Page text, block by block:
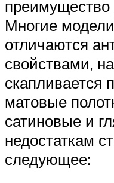
преимущество
Многие
отличаются
свойствами,
скапливается
матовые
сатиновые и
недостаткам
следующее: